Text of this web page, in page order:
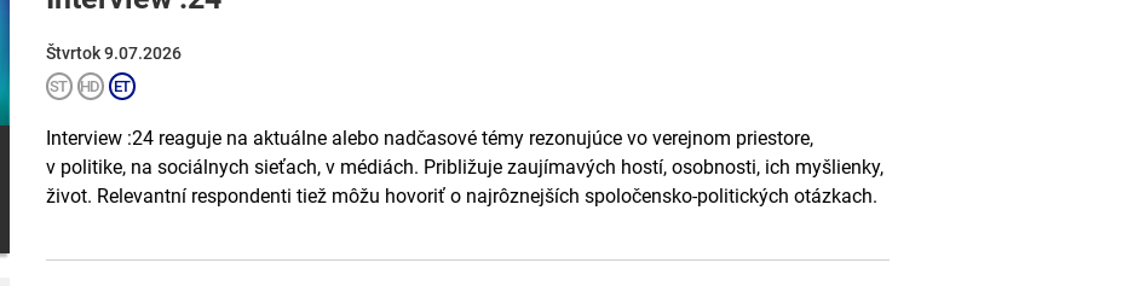
Štvrtok 9.07.2026
Interview :24 reaguje na aktuálne alebo nadčasové témy rezonujúce vo verejnom priestore,
v politike, na sociálnych sieťach, v médiách. Približuje zaujímavých hostí, osobnosti, ich myšlienky,
život. Relevantní respondenti tiež môžu hovoriť o najrôznejších spoločensko-politických otázkach.